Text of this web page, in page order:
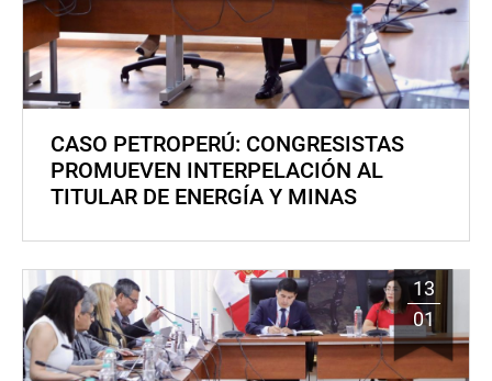
CASO PETROPERÚ: CONGRESISTAS
PROMUEVEN INTERPELACIÓN AL
TITULAR DE ENERGÍA Y MINAS
13
01